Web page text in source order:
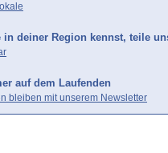
in deiner Region kennst, teile
auf dem Laufenden
bleiben mit unserem Newsletter